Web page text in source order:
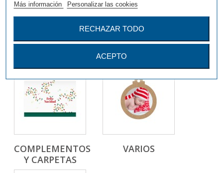
Más información
Personalizar las cookies
RECHAZAR TODO
ACEPTO
MARCOS
DECORACIÓN
ÁRBOL Y CASA
COMPLEMENTOS
Y CARPETAS
VARIOS